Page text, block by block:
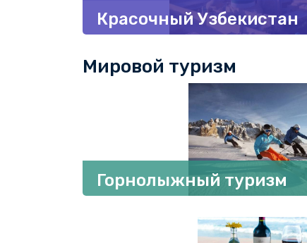
Красочный Узбекистан
Мировой туризм
Горнолыжный туризм